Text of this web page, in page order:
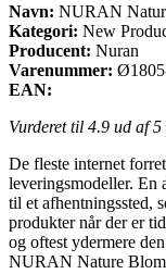
Navn: NURAN
Kategori: New
Producent: Nuran
Varenummer:
EAN:
Vurderet til 4.9 ud af 5
De fleste internet
leveringsmodeller. En
til et afhentningssted,
produkter når der er
og oftest ydermere
NURAN Nature